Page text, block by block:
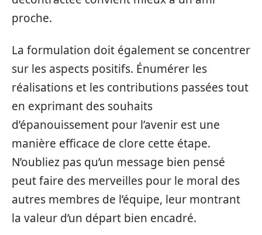
proche.
La formulation doit également se concentrer
sur les aspects positifs. Énumérer les
réalisations et les contributions passées tout
en exprimant des souhaits
d’épanouissement pour l’avenir est une
manière efficace de clore cette étape.
N’oubliez pas qu’un message bien pensé
peut faire des merveilles pour le moral des
autres membres de l’équipe, leur montrant
la valeur d’un départ bien encadré.